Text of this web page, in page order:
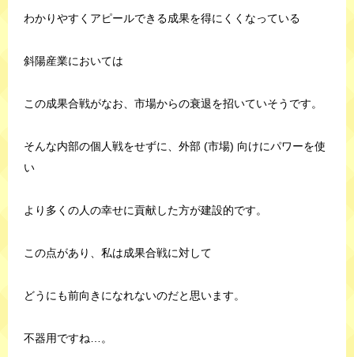
わかりやすくアピールできる成果を得にくくなっている
斜陽産業においては
この成果合戦がなお、市場からの衰退を招いていそうです。
そんな内部の個人戦をせずに、外部 (市場) 向けにパワーを使
い
より多くの人の幸せに貢献した方が建設的です。
この点があり、私は成果合戦に対して
どうにも前向きになれないのだと思います。
不器用ですね…。